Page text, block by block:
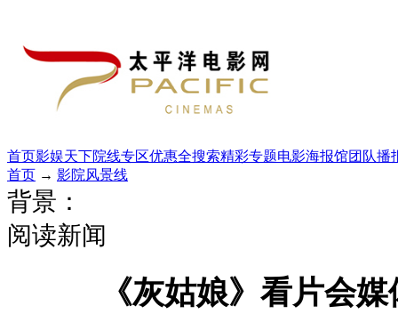
首页影娱天下院线专区优惠全搜索精彩专题电影海报馆团队播
首页 → 影院风景线
背景：
阅读新闻
《灰姑娘》看片会